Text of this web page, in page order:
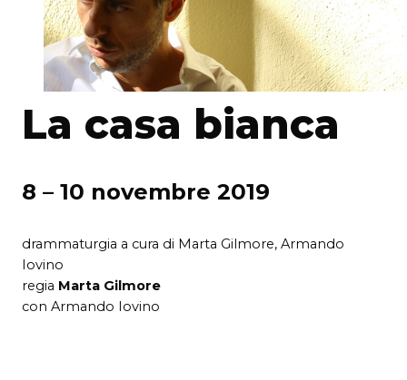
La casa bianca
8 – 10 novembre 2019
drammaturgia a cura di Marta Gilmore, Armando
Iovino
regia Marta Gilmore
con Armando Iovino